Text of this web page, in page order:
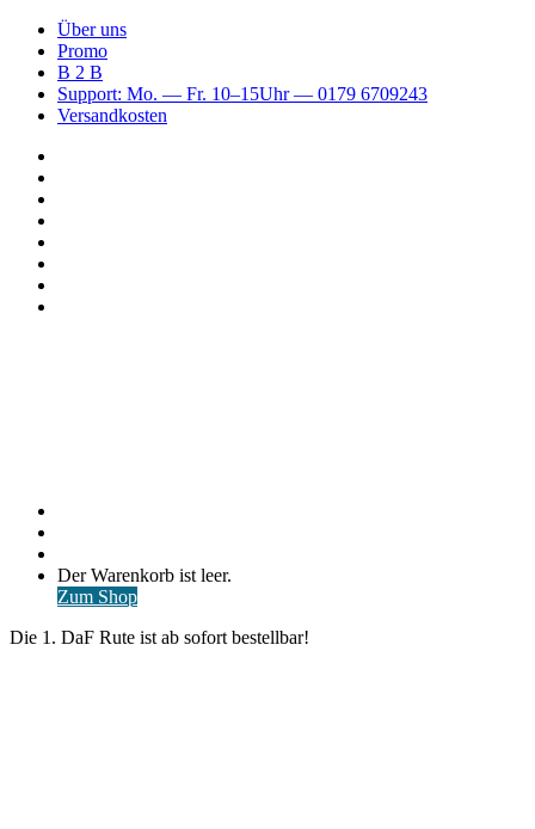
Über uns
Promo
B 2 B
Support: Mo. — Fr. 10–15Uhr — 0179 6709243
Versandkosten
Warenkorb
ansehen
Der Warenkorb ist leer.
Zum Shop
Die 1. DaF Rute ist ab sofort bestellbar!